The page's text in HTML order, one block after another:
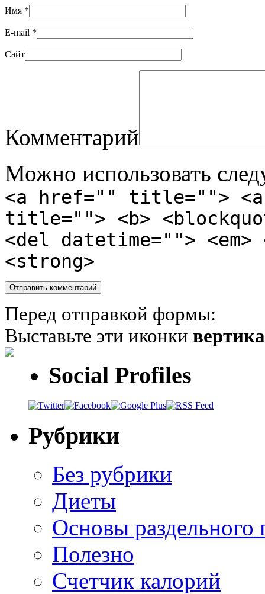
Имя *
E-mail *
Сайт
Комментарий
Можно использовать
<a href="" title="">
title=""> <b>
<del datetime="">
<strong>
Перед отправкой формы:
Выставьте эти иконки
Social Profiles
Рубрики
Без рубрики
Диеты
Основы раздельного
Полезно
Счетчик калорий